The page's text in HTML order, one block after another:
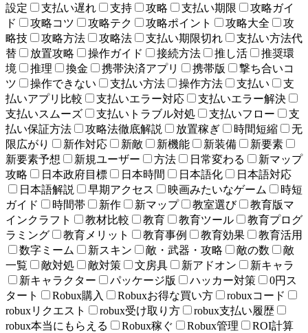
設定
支払い遅れ 支持 攻略 支払い期限
攻略ガイ
ド
攻略コツ 攻略テク 攻略ポイント 攻略大全
攻
略技
攻略方法 攻略法 支払い期限切れ
支払い方法代
替
放置攻略 操作ガイド 接続方法 推し活
推奨環
境
推理 換金 携帯決済アプリ 携帯版
撃ち合いコ
ツ
操作できない 支払い方法 操作方法 支払い
支
払いアプリ比較
支払いエラー対応
支払いエラー解決
支払いスムーズ
支払いトラブル対処 支払いフロー
支
払い保証方法
攻略法徹底解説 放置稼ぎ 時間短縮
无
限広がり
新作対応 新敵 新機能 新装備
新要素
新要素予想
新規ユーザー 方法 日常変わる
新マップ
攻略
日本政府目標 日本時間 日本語化
日本語対応
日本語解説
早期アクセス 映画みたいなゲーム
時短
ガイド
時間帯 新作 新マップ 教室選び
教育版マ
インクラフト
教材比較 教育 教育ツール
教育プログ
ラミング
教育メリット 教育事例 教育効果
教育活用
数字ミーム
新スキン 敵・武器・攻略 敵の数
敵
一覧
敵対処 敵対策 文房具 新アドオン
新キャラ
新キャラクター
パッケージ版 ハッカー対策
0円ス
タート
Robux購入 Robuxお得な買い方
robuxコード
robuxリクエスト
robux受け取り方
robux支払い履歴
robux本当にもらえる
Robux稼ぐ Robux管理
ROI計算